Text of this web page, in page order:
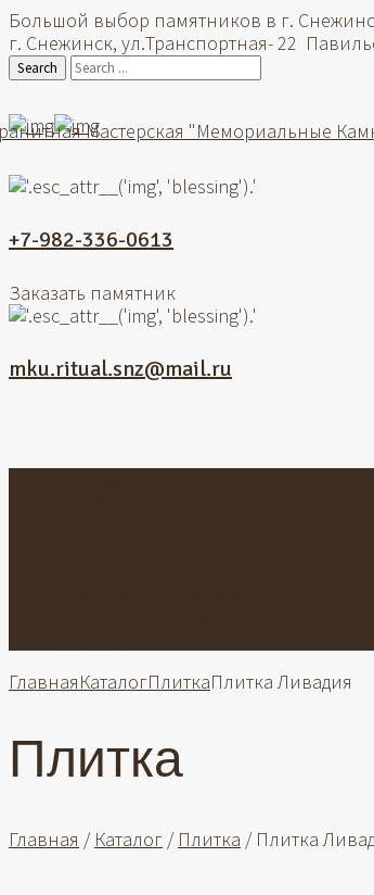
Большой выбор памятников в г.
г. Снежинск, ул.Транспортная- 22
Search
Мастерская "Мемориальные
+7-982-336-0613
Заказать памятник
mku.ritual.snz@mail.ru
ГлавнаяКаталогПлиткаПлитка Ливадия
Плитка
Главная / Каталог / Плитка / Плитка